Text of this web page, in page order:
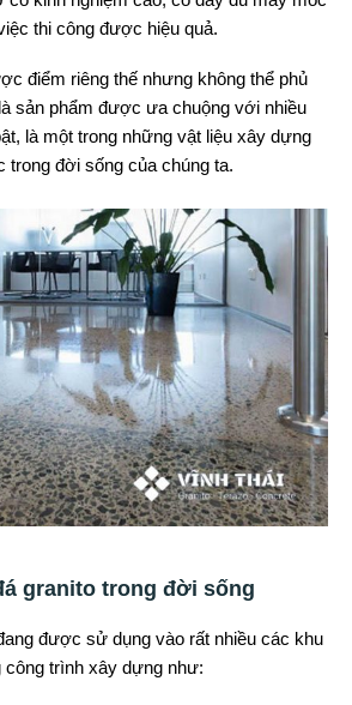
thi công được hiệu quả.
điểm riêng thế nhưng không thể phủ
sản phẩm được ưa chuộng với nhiều
là một trong những vật liệu xây dựng
trong đời sống của chúng ta.
granito trong đời sống
được sử dụng vào rất nhiều các khu
trình xây dựng như: